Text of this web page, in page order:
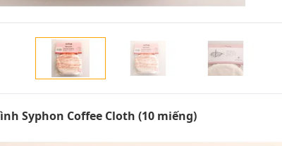
Syphon Coffee Cloth (10 miếng)